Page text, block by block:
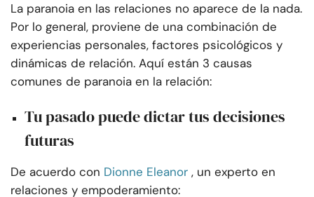
La paranoia en las relaciones no aparece de la nada.
Por lo general, proviene de una combinación de
experiencias personales, factores psicológicos y
dinámicas de relación. Aquí están 3 causas
comunes de paranoia en la relación:
Tu pasado puede dictar tus decisiones
futuras
De acuerdo con Dionne Eleanor , un experto en
relaciones y empoderamiento: